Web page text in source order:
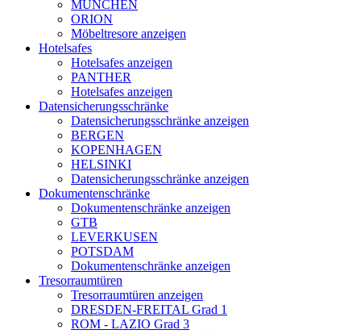
MÜNCHEN
ORION
Möbeltresore anzeigen
Hotelsafes
Hotelsafes anzeigen
PANTHER
Hotelsafes anzeigen
Datensicherungsschränke
Datensicherungsschränke anzeigen
BERGEN
KOPENHAGEN
HELSINKI
Datensicherungsschränke anzeigen
Dokumentenschränke
Dokumentenschränke anzeigen
GTB
LEVERKUSEN
POTSDAM
Dokumentenschränke anzeigen
Tresorraumtüren
Tresorraumtüren anzeigen
DRESDEN-FREITAL Grad 1
ROM - LAZIO Grad 3